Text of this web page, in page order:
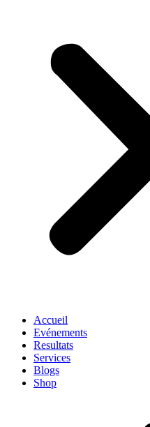
Accueil
Evénements
Resultats
Services
Blogs
Shop